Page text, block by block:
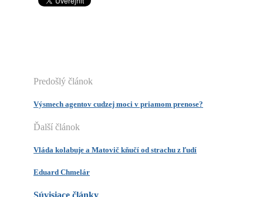
Predošlý článok
Výsmech agentov cudzej moci v priamom prenose?
Ďalší článok
Vláda kolabuje a Matovič kňučí od strachu z ľudí
Eduard Chmelár